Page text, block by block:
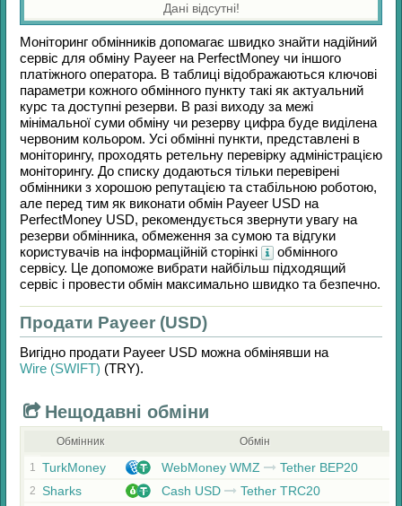
Дані відсутні!
Моніторинг обмінників допомагає швидко знайти надійний
сервіс для обміну Payeer на PerfectMoney чи іншого
платіжного оператора. В таблиці відображаються ключові
параметри кожного обмінного пункту такі як актуальний
курс та доступні резерви. В разі виходу за межі
мінімальної суми обміну чи резерву цифра буде виділена
червоним кольором. Усі обмінні пункти, представлені в
моніторингу, проходять ретельну перевірку адміністрацією
моніторингу. До списку додаються тільки перевірені
обмінники з хорошою репутацією та стабільною роботою,
але перед тим як виконати обмін Payeer USD на
PerfectMoney USD, рекомендується звернути увагу на
резерви обмінника, обмеження за сумою та відгуки
користувачів на інформаційній сторінкі
обмінного
сервісу. Це допоможе вибрати найбільш підходящий
сервіс і провести обмін максимально швидко та безпечно.
Продати Payeer (USD)
Вигідно продати Payeer USD можна обмінявши на
Wire (SWIFT) (TRY).
Нещодавні обміни
Обмінник Обмін
1 TurkMoney WebMoney WMZ Tether BEP20
2 Sharks Cash USD Tether TRC20